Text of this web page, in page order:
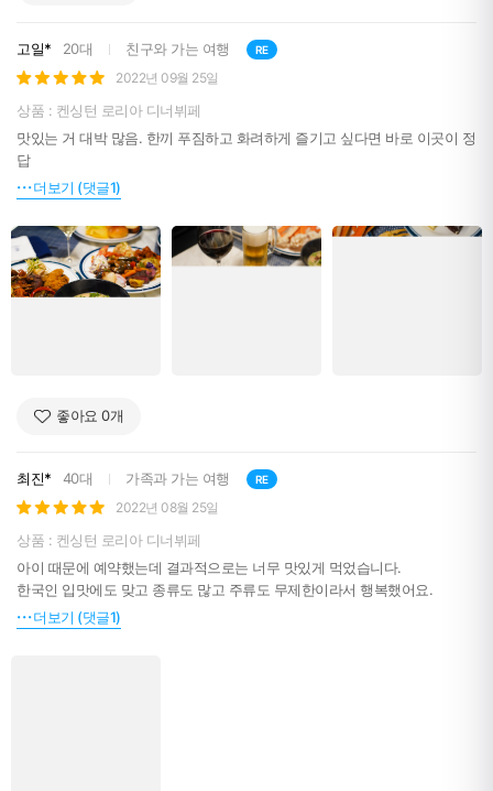
고일* 20대 친구와 가는 여행 RE
2022년 09월 25일
상품 : 켄싱턴 로리아 디너뷔페
맛있는 거 대박 많음. 한끼 푸짐하고 화려하게 즐기고 싶다면 바로 이곳이 정
답
더보기 (댓글1)
좋아요 0개
최진* 40대 가족과 가는 여행 RE
2022년 08월 25일
상품 : 켄싱턴 로리아 디너뷔페
아이 때문에 예약했는데 결과적으로는 너무 맛있게 먹었습니다.
한국인 입맛에도 맞고 종류도 많고 주류도 무제한이라서 행복했어요.
더보기 (댓글1)